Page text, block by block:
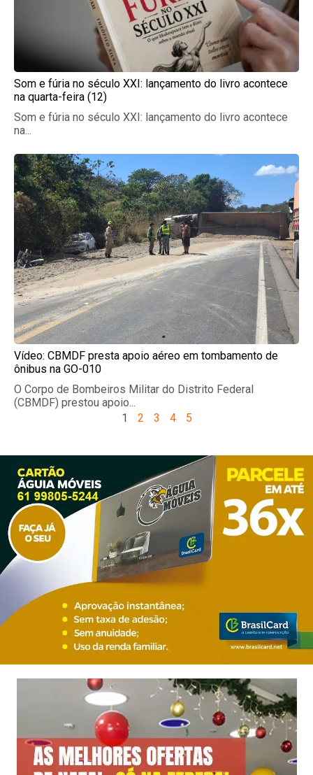
Som e fúria no século XXI: lançamento do livro acontece
na quarta-feira (12)
Som e fúria no século XXI: lançamento do livro acontece
na...
Vídeo: CBMDF presta apoio aéreo em tombamento de
ônibus na GO-010
O Corpo de Bombeiros Militar do Distrito Federal
(CBMDF) prestou apoio...
1
2 3 4 5